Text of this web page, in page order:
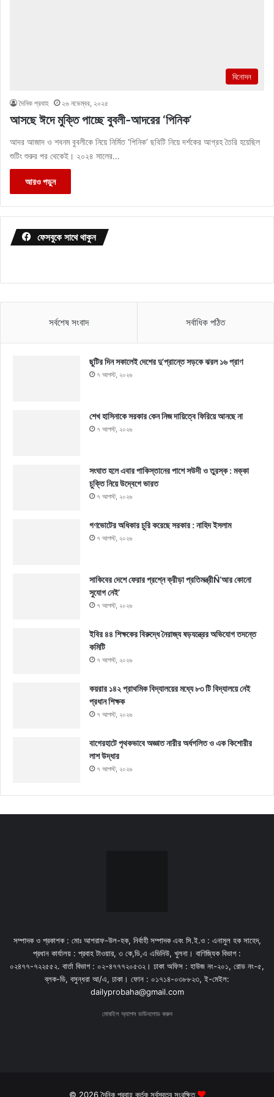
বিনোদন
দৈনিক প্রবাহ ২৬ নভেম্বর, ২০২৫
আসছে ঈদে মুক্তি পাচ্ছে বুবলী-আদরের ‘পিনিক’
আদর আজাদ ও শবনম বুবলীকে নিয়ে নির্মিত ‘পিনিক’ ছবিটি নিয়ে দর্শকের আগ্রহ তৈরি হয়েছিল
শুটিং শুরুর পর থেকেই। ২০২৪ সালের…
আরও পড়ুন
ফেসবুকে সাথে থাকুন
সর্বশেষ সংবাদ সর্বাধিক পঠিত
ছুটির দিন সকালেই দেশের দু’প্রান্তে সড়কে ঝরল ১৬ প্রাণ
৭ আগস্ট, ২০২৬
শেখ হাসিনাকে সরকার কেন নিজ দায়িত্বে ফিরিয়ে আনছে না
৭ আগস্ট, ২০২৬
সংঘাত হলে এবার পাকিস্তানের পাশে সউদী ও তুরস্ক : মক্কা
চুক্তি নিয়ে উদ্বেগে ভারত
৭ আগস্ট, ২০২৬
গণভোটের অধিকার চুরি করেছে সরকার : নাহিদ ইসলাম
৭ আগস্ট, ২০২৬
সাকিবের দেশে ফেরার প্রশ্নে ক্রীড়া প্রতিমন্ত্রীÑ‘আর কোনো
সুযোগ নেই’
৭ আগস্ট, ২০২৬
ইবির ৪৪ শিক্ষকের বিরুদ্ধে নৈরাজ্য ষড়যন্ত্রের অভিযোগ তদন্তে
কমিটি
৭ আগস্ট, ২০২৬
কয়রার ১৪২ প্রাথমিক বিদ্যালয়ের মধ্যে ৮৩ টি বিদ্যালয়ে নেই
প্রধান শিক্ষক
৭ আগস্ট, ২০২৬
বাগেরহাটে পৃথকভাবে অজ্ঞাত নারীর অর্ধগলিত ও এক কিশোরীর
লাশ উদ্ধার
৭ আগস্ট, ২০২৬
সম্পাদক ও প্রকাশক : মোঃ আশরাফ-উল-হক, নির্বাহী সম্পাদক এবং সি.ই.ও : এনামুল হক সাহেদ,
প্রধান কার্যালয় : প্রবাহ টাওয়ার, ৩ কে,ডি,এ এভিনিউ, খুলনা। বাণিজ্যিক বিভাগ :
০২৪৭৭-৭২২৫৫২. বার্তা বিভাগ : ০২-৪৭৭৭২০৫৩২। ঢাকা অফিস : হাউজ নং-২০১, রোড নং-৫,
ব্লক-ডি, বসুন্ধরা আ/এ, ঢাকা। ফোন : ০১৭১৪-০৩৮৮২৩, ই-মেইল:
dailyprobaha@gmail.com
মোবাইল অ্যাপস ডাউনলোড করুন
© 2026 দৈনিক প্রবাহ কর্তৃক সর্বস্বত্ব সংরক্ষিত